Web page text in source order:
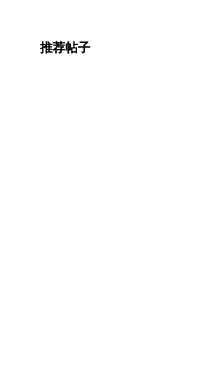
推荐帖子